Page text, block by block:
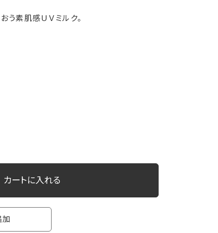
う素肌感ＵＶミルク。
カートに入れる
加